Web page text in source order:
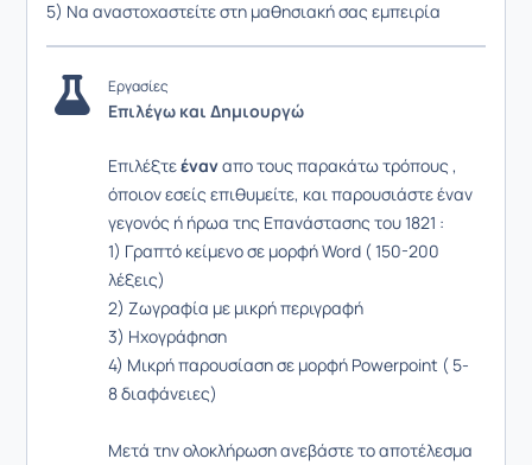
5) Να αναστοχαστείτε στη μαθησιακή σας εμπειρία
Εργασίες
Επιλέγω και Δημιουργώ
Επιλέξτεέναναπο τους παρακάτω τρόπους ,
όποιον εσείς επιθυμείτε, και παρουσιάστε έναν
γεγονός ή ήρωα της Επανάστασης του 1821 :
1) Γραπτό κείμενο σε μορφή Word ( 150-200
λέξεις)
2) Ζωγραφία με μικρή περιγραφή
3) Ηχογράφηση
4) Μικρή παρουσίαση σε μορφή Powerpoint ( 5-
8 διαφάνειες)
Μετά την ολοκλήρωση ανεβάστε το αποτέλεσμα